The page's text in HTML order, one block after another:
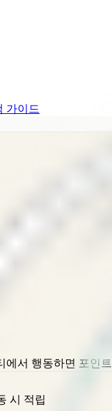
가이드
에서 행동하면 포인
시 적립